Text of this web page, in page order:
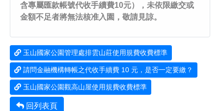
含專屬匯款帳號代收手續費10元），未依限繳交或
金額不足者將無法核准入園，敬請見諒。
玉山國家公園管理處排雲山莊使用規費收費標準
請問金融機構轉帳之代收手續費 10 元，是否一定要繳？
玉山國家公園觀高山屋使用規費收費標準
回列表頁